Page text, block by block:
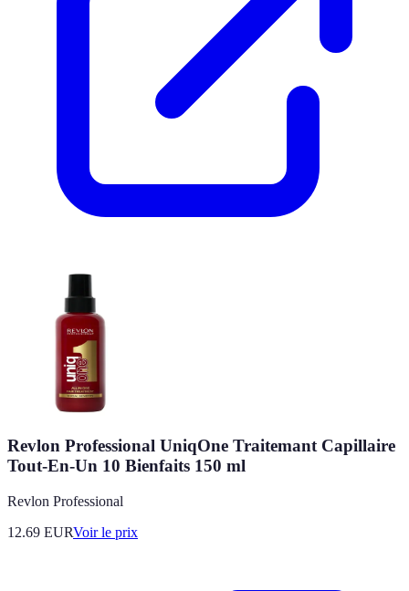
Revlon Professional UniqOne Traitemant Capillaire
Tout-En-Un 10 Bienfaits 150 ml
Revlon Professional
12.69 EURVoir le prix